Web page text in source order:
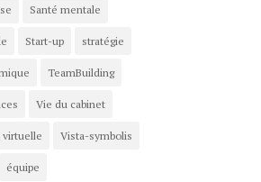
Santé mentale
Start-up stratégie
TeamBuilding
Vie du cabinet
virtuelle Vista-symbolis
équipe